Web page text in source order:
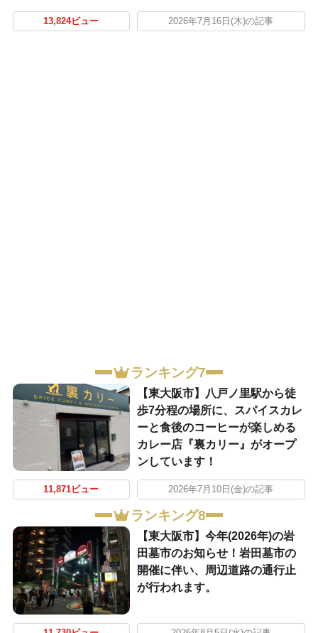
13,824ビュー 2026年7月16日(木)の記事
ランキング7
【東大阪市】八戸ノ里駅から徒
歩7分程の場所に、スパイスカレ
ーと食後のコーヒーが楽しめる
カレー店『裏カリー』がオープ
ンしています！
11,871ビュー 2026年7月10日(金)の記事
ランキング8
【東大阪市】今年(2026年)の岩
田墓市のお知らせ！岩田墓市の
開催に伴い、周辺道路の通行止
が行われます。